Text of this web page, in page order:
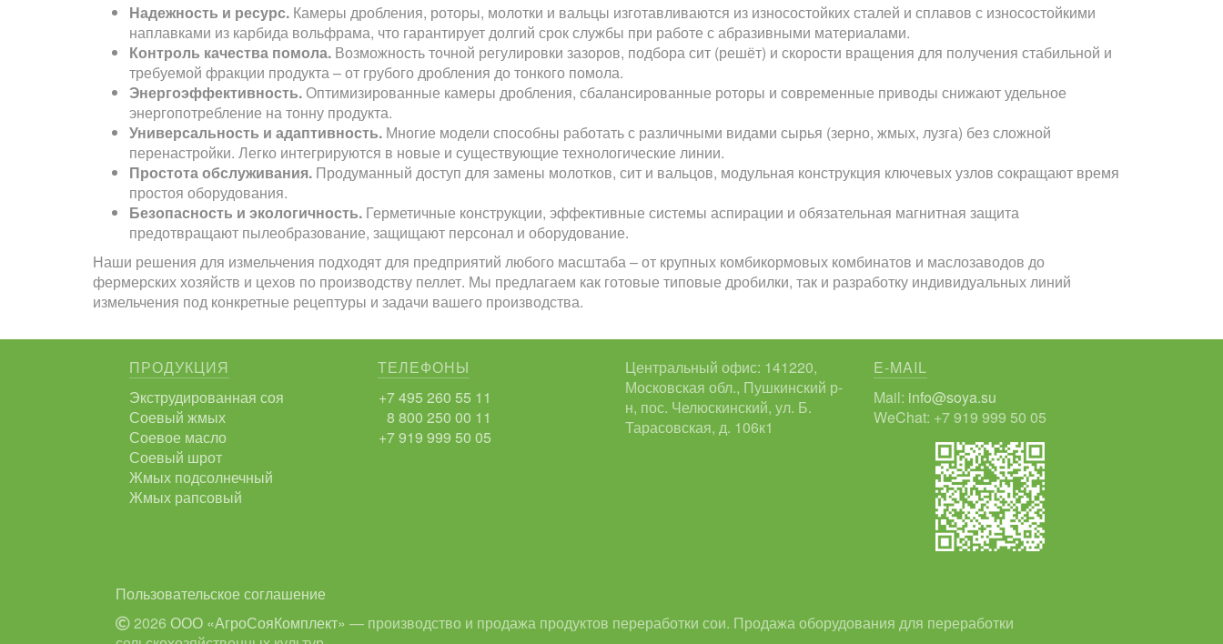
Надежность и ресурс. Камеры дробления, роторы, молотки и вальцы изготавливаются из износостойких сталей и сплавов с износостойкими
наплавками из карбида вольфрама, что гарантирует долгий срок службы при работе с абразивными материалами.
Контроль качества помола. Возможность точной регулировки зазоров, подбора сит (решёт) и скорости вращения для получения стабильной и
требуемой фракции продукта – от грубого дробления до тонкого помола.
Энергоэффективность.Оптимизированные камеры дробления, сбалансированные роторы и современные приводы снижают удельное
энергопотребление на тонну продукта.
Универсальность и адаптивность. Многие модели способны работать с различными видами сырья (зерно, жмых, лузга) без сложной
перенастройки. Легко интегрируются в новые и существующие технологические линии.
Простота обслуживания. Продуманный доступ для замены молотков, сит и вальцов, модульная конструкция ключевых узлов сокращают время
простоя оборудования.
Безопасность и экологичность. Герметичные конструкции, эффективные системы аспирации и обязательная магнитная защита
предотвращают пылеобразование, защищают персонал и оборудование.
Наши решения для измельчения подходят для предприятий любого масштаба – от крупных комбикормовых комбинатов и маслозаводов до
фермерских хозяйств и цехов по производству пеллет. Мы предлагаем как готовые типовые дробилки, так и разработку индивидуальных линий
измельчения под конкретные рецептуры и задачи вашего производства.
ПРОДУКЦИЯ
Экструдированная соя
Соевый жмых
Соевое масло
Соевый шрот
Жмых подсолнечный
Жмых рапсовый
ТЕЛЕФОНЫ
+7 495 260 55 11
8 800 250 00 11
+7 919 999 50 05
Центральный офис: 141220,
Московская обл., Пушкинский р-
н, пос. Челюскинский, ул. Б.
Тарасовская, д. 106к1
E-MAIL
Mail: info@soya.su
WeChat: +7 919 999 50 05
Пользовательское соглашение
2026 ООО «АгроСояКомплект» — производство и продажа продуктов переработки сои. Продажа оборудования для переработки